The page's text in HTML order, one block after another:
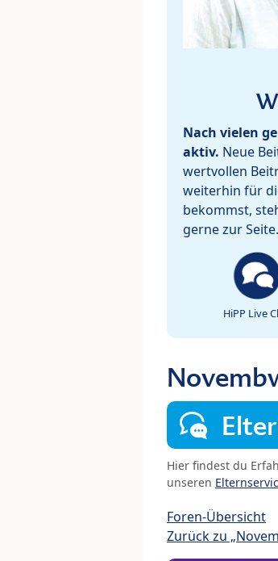
Nach vielen
aktiv. Neue
wertvollen
weiterhin für
bekommst,
gerne zur Seite.
HiPP Live
Hier findest du
unseren
Foren-Übersicht
Zurück zu